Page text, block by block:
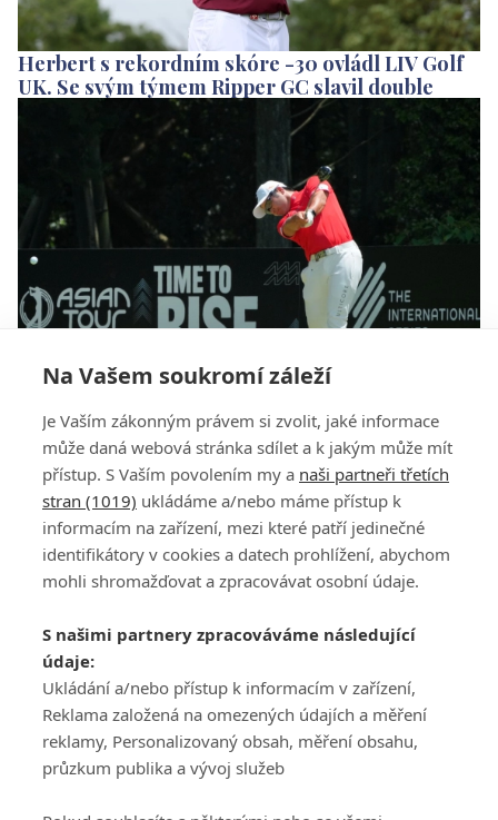
Na Vašem soukromí záleží
Je Vaším zákonným právem si zvolit, jaké informace
může daná webová stránka sdílet a k jakým může mít
přístup. S Vaším povolením my a naši partneři třetích
stran (1019) ukládáme a/nebo máme přístup k
informacím na zařízení, mezi které patří jedinečné
identifikátory v cookies a datech prohlížení, abychom
mohli shromažďovat a zpracovávat osobní údaje.
S našimi partnery zpracováváme následující
údaje:
Ukládání a/nebo přístup k informacím v zařízení,
Reklama založená na omezených údajích a měření
reklamy, Personalizovaný obsah, měření obsahu,
průzkum publika a vývoj služeb
Herbert s rekordním skóre -30 ovládl LIV Golf
UK. Se svým týmem Ripper GC slavil double
Asian Tour hází LIV Golf přes palubu. Vrací se ke
spolupráci s DP World Tour a PGA Tour
Všeobecné obchodní
podmínky služby
GolfExtra.cz Premium
Podmínky zpracování
osobních údajů při
ATV CZ, s.r.o.
140 00 Praha 4